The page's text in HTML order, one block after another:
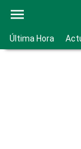
Última Hora